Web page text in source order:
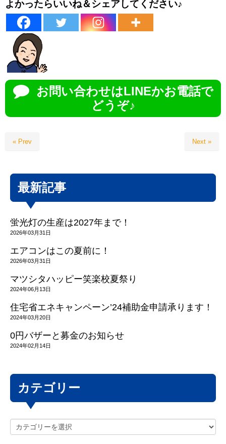
よかったらいいね＆シェアしてください♪
お問い合わせはLINEかお電話で
どうぞ♪
« Prev Next »
最新記事
蛍光灯の生産は2027年まで！
2026年03月31日
エアコンはこの夏前に！
2026年03月31日
マツシタハッピー笑楽校夏祭り
2024年06月13日
住宅省エネキャンペーン’24補助金申請承ります！
2024年03月20日
0円バザーと募金のお知らせ
2024年02月14日
カテゴリー